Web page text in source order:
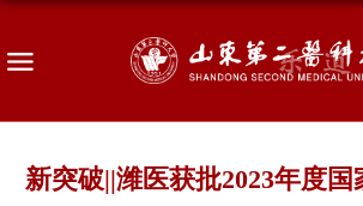
新突破||潍医获批2023年度